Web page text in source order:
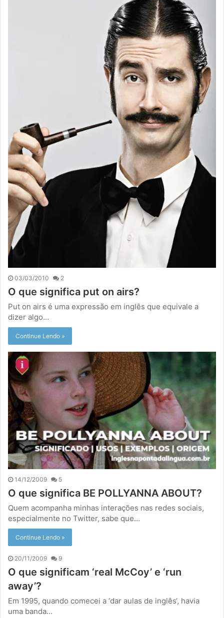
03/03/2010 2
O que significa put on airs?
Put on airs é uma expressão em inglês que equivale a
dizer algo…
Continue Lendo »
14/12/2009 5
O que significa BE POLLYANNA ABOUT?
Quem acompanha minhas interações nas redes sociais,
especialmente no Twitter, sabe que…
Continue Lendo »
20/11/2009 9
O que significam ‘real McCoy’ e ‘run
away’?
Em 1995, quando comecei a ‘dar aulas de inglês‘, havia
uma banda…